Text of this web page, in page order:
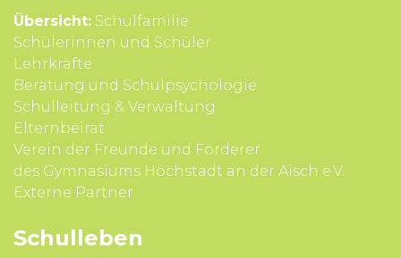
Übersicht: Schulfamilie
Schülerinnen und Schüler
Lehrkräfte
Beratung und Schul­psycho­logie
Schul­leitung & Verwal­tung
Eltern­beirat
Verein der Freunde und Förderer
des Gymnasiums Höchstadt an der Aisch e.V.
Externe Partner
Schul­leben